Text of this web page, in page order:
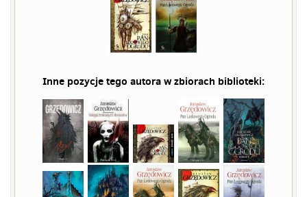
Inne pozycje tego autora w zbiorach biblioteki: